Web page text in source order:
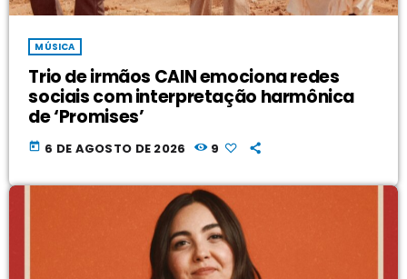
MÚSICA
Trio de irmãos CAIN emociona redes
sociais com interpretação harmônica
de ‘Promises’
today 6 DE AGOSTO DE 2026 9